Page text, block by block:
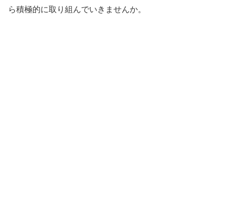
ら積極的に取り組んでいきませんか。